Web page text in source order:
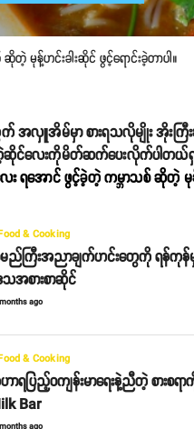
တဲ့ မုန့်ဟင်းခါးဆိုင် ဖွင့်ရောင်းခဲ့တာပါ။
အလှူအိမ်မှာ စားရသလိုမျိုး အိုးက
ရတဲ့ဆိုင်လေးကိုမိတ်ဆက်ပေးလိုက်ပါတယ်
အောင် ဖွင့်ခဲ့တဲ့ ကမ္ဘာသစ် ဆိုတဲ့ မုန့်
& Cooking
မည်ကြီးအညာချက်ဟင်းတွေကို ရန်ကု
သအစားစာဆိုင်‌
ago
& Cooking
ာရပြည့်ဝကျန်းမာရေးနဲ့ညီတဲ့ စားစ
Bar